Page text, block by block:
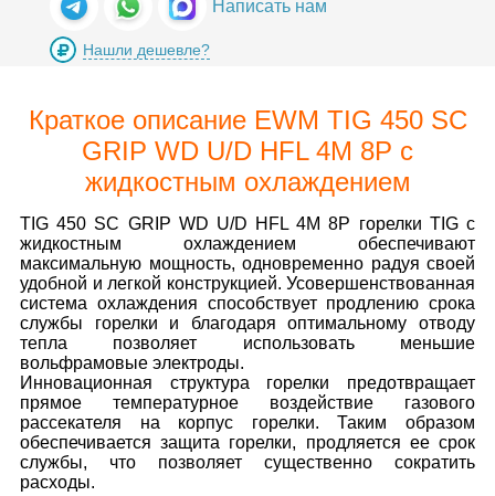
Написать нам
Нашли дешевле?
Краткое описание EWM TIG 450 SC
GRIP WD U/D HFL 4M 8P c
жидкостным охлаждением
TIG 450 SC GRIP WD U/D HFL 4M 8P горелки TIG c
жидкостным охлаждением обеспечивают
максимальную мощность, одновременно радуя своей
удобной и легкой конструкцией. Усовершенствованная
система охлаждения способствует продлению срока
службы горелки и благодаря оптимальному отводу
тепла позволяет использовать меньшие
вольфрамовые электроды.
Инновационная структура горелки предотвращает
прямое температурное воздействие газового
рассекателя на корпус горелки. Таким образом
обеспечивается защита горелки, продляется ее срок
службы, что позволяет существенно сократить
расходы.